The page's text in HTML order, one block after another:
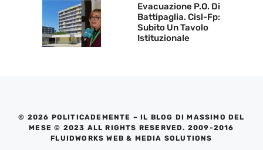
Evacuazione P.O. Di
Battipaglia. Cisl-Fp:
Subito Un Tavolo
Istituzionale
© 2026 POLITICADEMENTE – IL BLOG DI MASSIMO DEL
MESE © 2023 ALL RIGHTS RESERVED. 2009-2016
FLUIDWORKS WEB & MEDIA SOLUTIONS